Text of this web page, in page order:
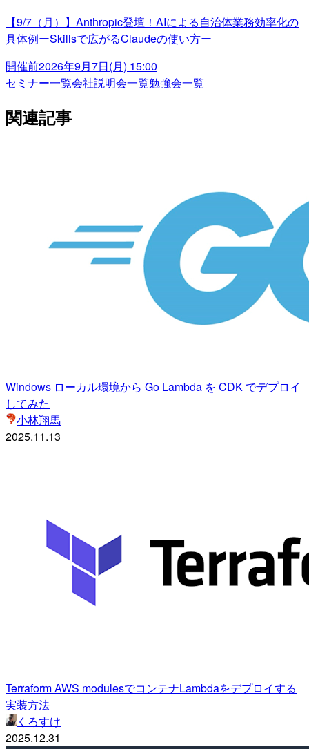
【9/7（月）】Anthropic登壇！AIによる自治体業務効率化の
具体例ーSkillsで広がるClaudeの使い方ー
開催前2026年9月7日(月) 15:00
セミナー一覧会社説明会一覧勉強会一覧
関連記事
Windows ローカル環境から Go Lambda を CDK でデプロイ
してみた
小林翔馬
2025.11.13
Terraform AWS modulesでコンテナLambdaをデプロイする
実装方法
くろすけ
2025.12.31